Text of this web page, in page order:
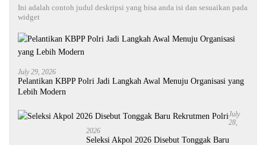
Ini adalah contoh judul deskripsi yang bisa anda isi dan sesuaikan pada
widget
July 29, 2026
Pelantikan KBPP Polri Jadi Langkah Awal Menuju Organisasi yang
Lebih Modern
July
28,
2026
Seleksi Akpol 2026 Disebut Tonggak Baru